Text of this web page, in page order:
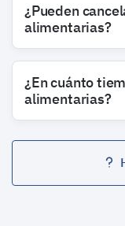
¿Pueden
alimentarias?
¿En cuánto
alimentarias?